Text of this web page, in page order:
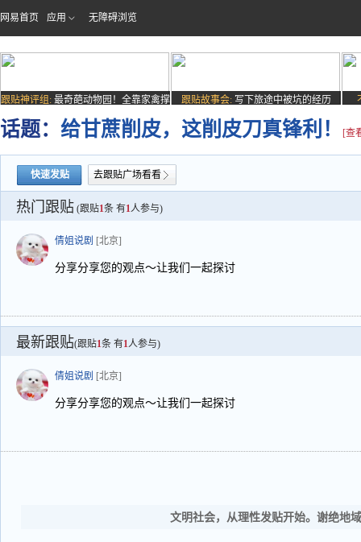
网易首页 应用 无障碍浏览
跟贴神评组: 最奇葩动物园！全靠家禽撑
场子
跟贴故事会: 写下旅途中被坑的经历
话题： 给甘蔗削皮，这削皮刀真锋利！ [查
快速发贴 去跟贴广场看看
热门跟贴 (跟贴1条 有1人参与)
倩姐说剧 [北京]
分享分享您的观点～让我们一起探讨
最新跟贴(跟贴1条 有1人参与)
倩姐说剧 [北京]
分享分享您的观点～让我们一起探讨
文明社会，从理性发贴开始。谢绝地